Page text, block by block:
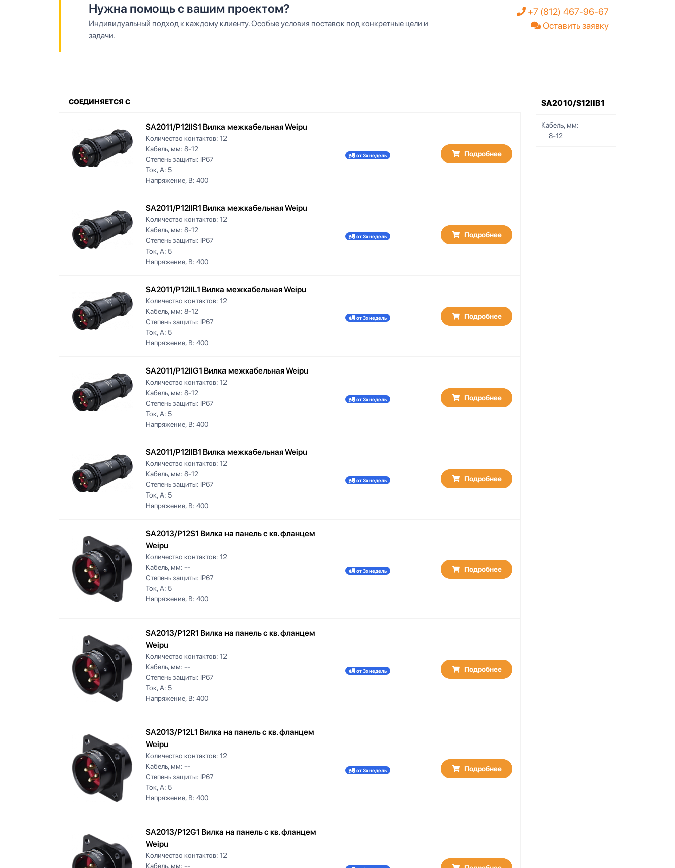
Нужна помощь с вашим проектом?
Индивидуальный подход к каждому клиенту. Особые условия поставок под конкретные цели и
задачи.
+7 (812) 467-96-67
Оставить заявку
СОЕДИНЯЕТСЯ С
SA2011/P12IIS1 Вилка межкабельная Weipu
Количество контактов: 12
Кабель, мм: 8-12
Степень защиты: IP67
Ток, А: 5
Напряжение, В: 400
от 3х недель Подробнее
SA2011/P12IIR1 Вилка межкабельная Weipu
Количество контактов: 12
Кабель, мм: 8-12
Степень защиты: IP67
Ток, А: 5
Напряжение, В: 400
от 3х недель Подробнее
SA2011/P12IIL1 Вилка межкабельная Weipu
Количество контактов: 12
Кабель, мм: 8-12
Степень защиты: IP67
Ток, А: 5
Напряжение, В: 400
от 3х недель Подробнее
SA2011/P12IIG1 Вилка межкабельная Weipu
Количество контактов: 12
Кабель, мм: 8-12
Степень защиты: IP67
Ток, А: 5
Напряжение, В: 400
от 3х недель Подробнее
SA2011/P12IIB1 Вилка межкабельная Weipu
Количество контактов: 12
Кабель, мм: 8-12
Степень защиты: IP67
Ток, А: 5
Напряжение, В: 400
от 3х недель Подробнее
SA2013/P12S1 Вилка на панель с кв. фланцем
Weipu
Количество контактов: 12
Кабель, мм: --
Степень защиты: IP67
Ток, А: 5
Напряжение, В: 400
от 3х недель Подробнее
SA2013/P12R1 Вилка на панель с кв. фланцем
Weipu
Количество контактов: 12
Кабель, мм: --
Степень защиты: IP67
Ток, А: 5
Напряжение, В: 400
от 3х недель Подробнее
SA2013/P12L1 Вилка на панель с кв. фланцем
Weipu
Количество контактов: 12
Кабель, мм: --
Степень защиты: IP67
Ток, А: 5
Напряжение, В: 400
от 3х недель Подробнее
SA2013/P12G1 Вилка на панель с кв. фланцем
Weipu
Количество контактов: 12
Кабель, мм: --
SA2010/S12IIB1
Кабель, мм:
8-12